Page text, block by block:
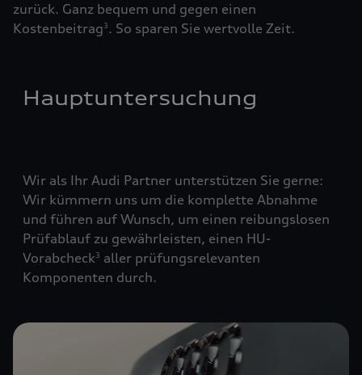
zurück. Ganz bequem und gegen einen
Kostenbeitrag3. So sparen Sie wertvolle Zeit.
Hauptuntersuchung
Wir als Ihr Audi Partner unterstützen Sie gerne:
Wir kümmern uns um die komplette Abnahme
und führen auf Wunsch, um einen reibungslosen
Prüfablauf zu gewährleisten, einen HU-
Vorabcheck3 aller prüfungsrelevanten
Komponenten durch.